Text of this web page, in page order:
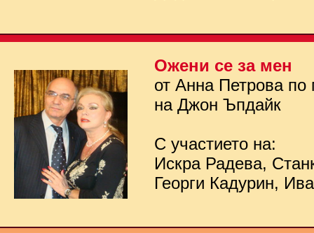
Ожени се за мен
от Анна Петрова по
на Джон Ъпдайк
С участието на:
Искра Радева,
Георги Кадурин,